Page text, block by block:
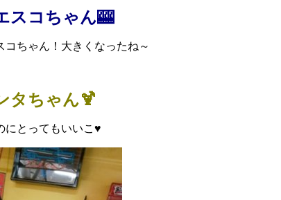
スコちゃん🎰
ちゃん！大きくなったね～
タちゃん🍹
にとってもいいこ♥